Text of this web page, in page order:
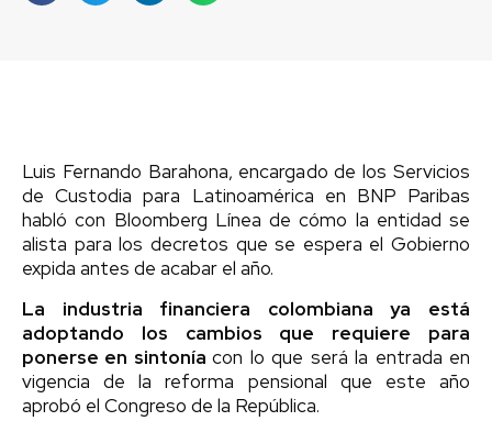
Luis Fernando Barahona, encargado de los Servicios
de Custodia para Latinoamérica en BNP Paribas
habló con Bloomberg Línea de cómo la entidad se
alista para los decretos que se espera el Gobierno
expida antes de acabar el año.
La industria financiera colombiana ya está
adoptando los cambios que requiere para
ponerse en sintoníacon lo que será la entrada en
vigencia de la reforma pensional que este año
aprobó el Congreso de la República.